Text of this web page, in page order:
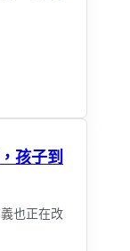
孩子到
也正在改